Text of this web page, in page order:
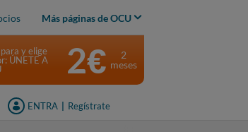
Más páginas de OCU
ENTRA Regístrate
y elige
ÚNETE A
2€
2
meses